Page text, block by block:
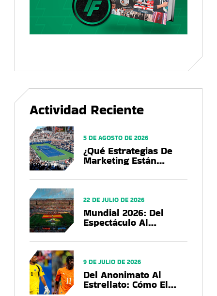
Actividad Reciente
¿Qué Estrategias De
Marketing Están
En El US Open 2026?
5 DE AGOSTO DE 2026
Mundial 2026: Del
Espectáculo Al
Que Deja La Copa Del
22 DE JULIO DE 2026
Del Anonimato Al
Estrellato: Cómo El
9 DE JULIO DE 2026